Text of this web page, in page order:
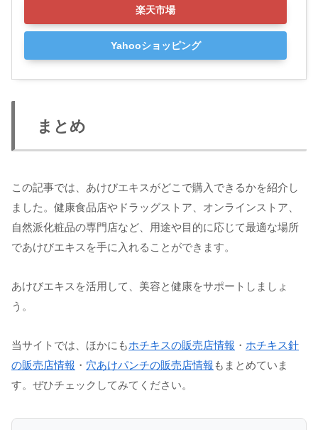
楽天市場
Yahooショッピング
まとめ
この記事では、あけびエキスがどこで購入できるかを紹介し
ました。健康食品店やドラッグストア、オンラインストア、
自然派化粧品の専門店など、用途や目的に応じて最適な場所
であけびエキスを手に入れることができます。
あけびエキスを活用して、美容と健康をサポートしましょ
う。
当サイトでは、ほかにもホチキスの販売店情報 ・ ホチキス針
の販売店情報 ・ 穴あけパンチの販売店情報 もまとめていま
す。ぜひチェックしてみてください。